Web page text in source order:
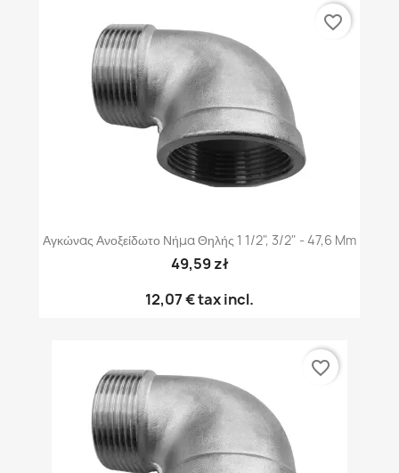
Αγκώνας Ανοξείδωτο Νήμα Θηλής 1 1/2", 3/2" - 47,6 Mm
49,59 zł
12,07 €tax incl.
favorite_border
favorite_border